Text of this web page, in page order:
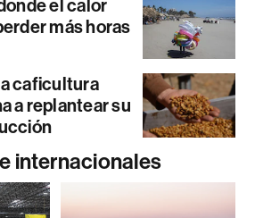
el calor
más horas
caficultura
a replantear su
internacionales